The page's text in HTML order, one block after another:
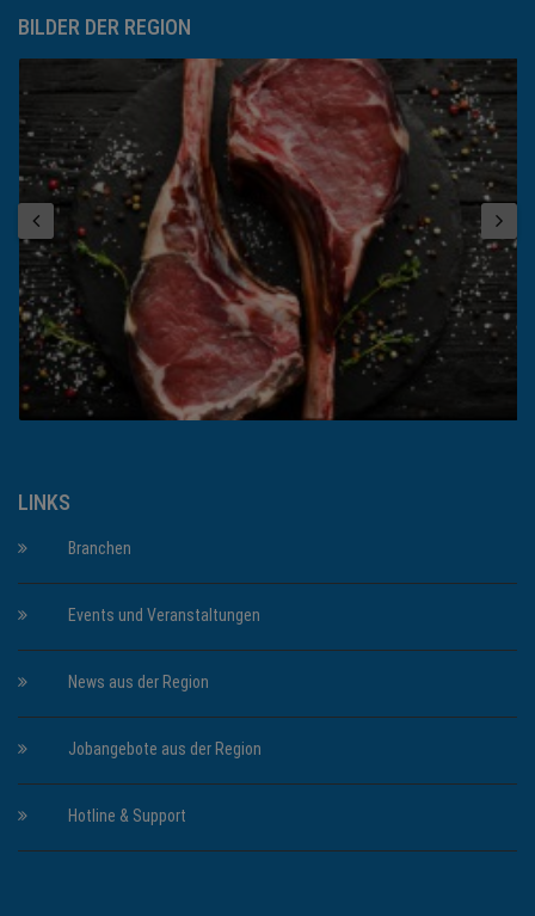
BILDER DER REGION
LINKS
Branchen
Events und Veranstaltungen
News aus der Region
Jobangebote aus der Region
Hotline & Support